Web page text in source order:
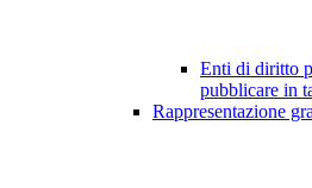
Enti di diritto
pubblicare in
Rappresentazione